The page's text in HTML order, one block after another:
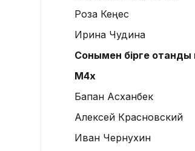
Роза Кеңес
Ирина Чудина
Сонымен бірге
М4х
Бапан Асханбек
Алексей Красновский
Иван Чернухин